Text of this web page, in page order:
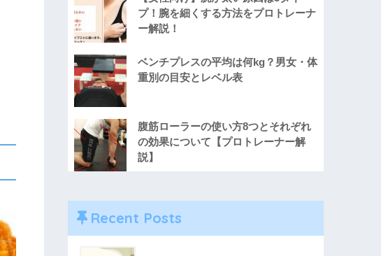
プ！腕を細くする方法をプロトレーナ
ー解説！
ベンチプレスの平均は何kg？男女・体
重別の目安とレベル表
腹筋ローラーの使い方8つとそれぞれ
の効果について【プロトレーナー解
説】
Recent Posts